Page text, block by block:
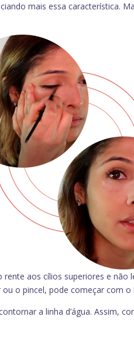
mais essa característica.
aos cílios superiores e não
o pincel, pode começar com
a linha d’água. Assim,